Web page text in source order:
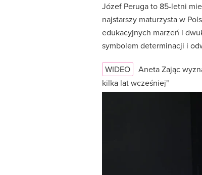
Józef Peruga to 85-letni
najstarszy maturzysta w
edukacyjnych marzeń i
symbolem determinacji i
WIDEO
Aneta Zając
kilka lat wcześniej"